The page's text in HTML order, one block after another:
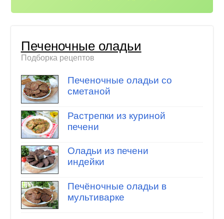
Печеночные оладьи
Подборка рецептов
Печеночные оладьи со
сметаной
Растрепки из куриной
печени
Оладьи из печени
индейки
Печёночные оладьи в
мультиварке